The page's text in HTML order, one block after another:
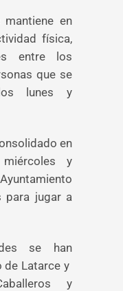
en
física,
entre los
que se
lunes y
en
y
para jugar a
se han
de Latarce y
y